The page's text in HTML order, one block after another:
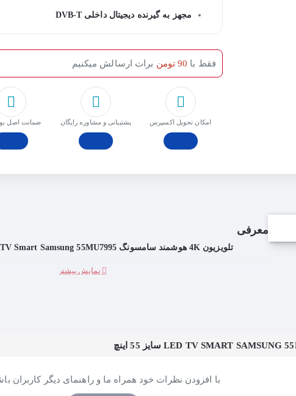
مجهز به گیرنده دیجیتال داخلی DVB-T
امکان تحویل اکسپرس پشتیبانی و مشاوره رایگان ﺿﻤﺎﻧﺖ اﺻﻞ
فقط با 90 تومن برات ارسالش میکنیم
معرفی
تلویزیون 4K هوشمند سامسونگ LED TV Smart Samsung 55MU7995 سایز 55 اینچ
با افزودن نظرات خود همراه ما و راهنمای دیگر کاربران